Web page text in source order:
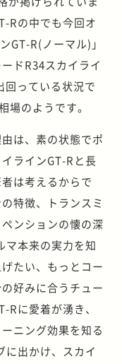
Rの中でも今回オ
GT-R(ノーマル)」
ドR34スカイライ
回っている状況で
場のようです。
は、素の状態でポ
ラインGT-Rと長
は考えるからで
特徴、トランスミ
ンションの懐の深
マ本来の実力を知
たい、もっとコー
好みに合うチュー
Rに愛着が湧き、
ニング効果を知る
に出かけ、スカイ